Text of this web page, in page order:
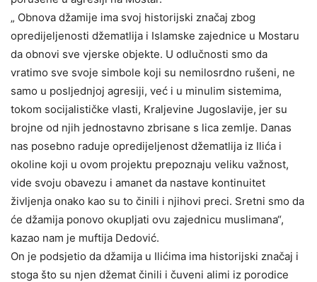
„ Obnova džamije ima svoj historijski značaj zbog
opredijeljenosti džematlija i Islamske zajednice u Mostaru
da obnovi sve vjerske objekte. U odlučnosti smo da
vratimo sve svoje simbole koji su nemilosrdno rušeni, ne
samo u posljednjoj agresiji, već i u minulim sistemima,
tokom socijalističke vlasti, Kraljevine Jugoslavije, jer su
brojne od njih jednostavno zbrisane s lica zemlje. Danas
nas posebno raduje opredijeljenost džematlija iz Ilića i
okoline koji u ovom projektu prepoznaju veliku važnost,
vide svoju obavezu i amanet da nastave kontinuitet
življenja onako kao su to činili i njihovi preci. Sretni smo da
će džamija ponovo okupljati ovu zajednicu muslimana“,
kazao nam je muftija Dedović.
On je podsjetio da džamija u Ilićima ima historijski značaj i
stoga što su njen džemat činili i čuveni alimi iz porodice